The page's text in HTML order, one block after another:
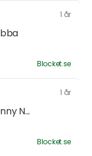
1 år
Blocket.se
1 år
N...
Blocket.se